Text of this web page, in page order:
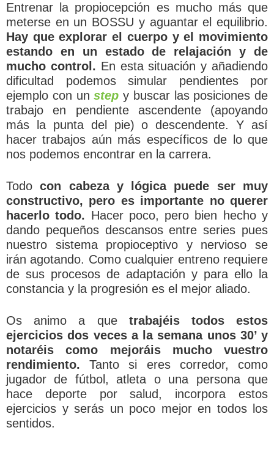
Entrenar la propiocepción es mucho más que
meterse en un BOSSU y aguantar el equilibrio.
Hay que explorar el cuerpo y el movimiento
estando en un estado de relajación y de
mucho control. En esta situación y añadiendo
dificultad podemos simular pendientes por
ejemplo con unstep y buscar las posiciones de
trabajo en pendiente ascendente (apoyando
más la punta del pie) o descendente. Y así
hacer trabajos aún más específicos de lo que
nos podemos encontrar en la carrera.
Todocon cabeza y lógica puede ser muy
constructivo, pero es importante no querer
hacerlo todo. Hacer poco, pero bien hecho y
dando pequeños descansos entre series pues
nuestro sistema propioceptivo y nervioso se
irán agotando. Como cualquier entreno requiere
de sus procesos de adaptación y para ello la
constancia y la progresión es el mejor aliado.
Os animo a que trabajéis todos estos
ejercicios dos veces a la semana unos 30’ y
notaréis como mejoráis mucho vuestro
rendimiento. Tanto si eres corredor, como
jugador de fútbol, atleta o una persona que
hace deporte por salud, incorpora estos
ejercicios y serás un poco mejor en todos los
sentidos.